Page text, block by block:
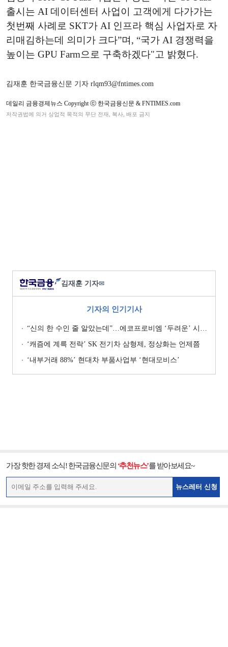
출시는 AI 데이터센터 사업이 고객에게 다가가는
첫번째 사례로 SKT가 AI 인프라 핵심 사업자로 자
리매김하는데 의미가 크다”며, “국가 AI 경쟁력을
높이는 GPU Farm으로 구축하겠다"고 밝혔다.
김재훈 한국금융신문 기자 rlqm93@fntimes.com
데일리 금융경제뉴스 Copyright ⓒ 한국금융신문 & FNTIMES.com
저작권법에 의거 상업적 목적의 무단 전재, 복사, 배포 금지
김재훈 기자✉
기자의 인기기사
“신의 한 수인 줄 알았는데”…에코프로비엠 ‘두려운’ 시나리오
‘캐즘에 계륵 전락’ SK 전기차 삼형제, 정상화는 언제쯤
‘내부거래 88%ʼ 현대차 부품사업부 ‘현대모비스ʼ
가장 핫한 경제 소식! 한국금융신문의 ‘추천뉴스’를 받아보세요~
뉴스레터 신청